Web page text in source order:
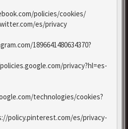
policies/cookies/
es/privacy
1896641480634370?
privacy?hl=es-
technologies/cookies?
policy.pinterest.com/es/privacy-